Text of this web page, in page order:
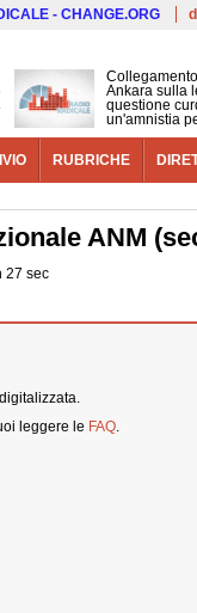
- CHANGE.ORG
Ankara sulla
questione
un'amnistia
RUBRICHE
ANM
27 sec
leggere le FAQ.